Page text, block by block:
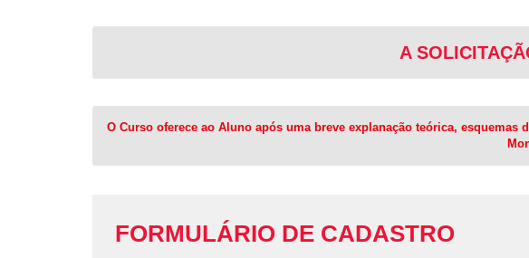
A
O Curso oferece ao Aluno após uma breve explanação teórica,
FORMULÁRIO DE CADASTRO